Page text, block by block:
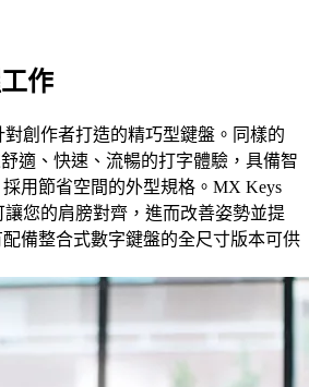
作
對創作者打造的精巧型鍵盤。同樣的
適、快速、流暢的打字體驗，具備智
用節省空間的外型規格。MX Keys
您的肩膀對齊，進而改善姿勢並提
備整合式數字鍵盤的全尺寸版本可供